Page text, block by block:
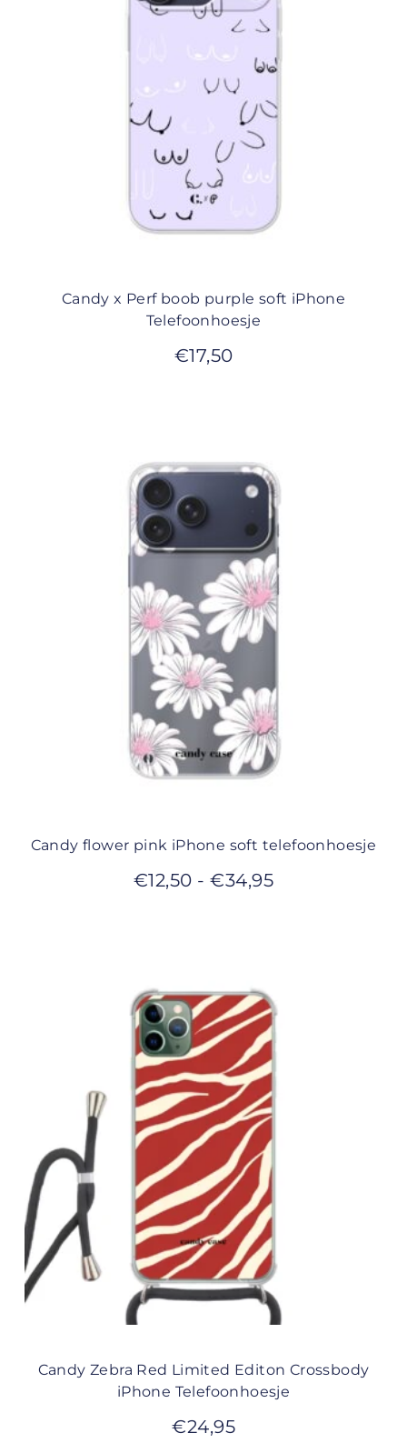
Candy x Perf boob purple soft iPhone
Telefoonhoesje
€17,50
Candy flower pink iPhone soft telefoonhoesje
€12,50 - €34,95
Candy Zebra Red Limited Editon Crossbody
iPhone Telefoonhoesje
€24,95